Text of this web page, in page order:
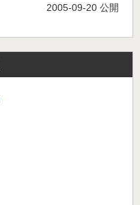
2005-09-20 公開